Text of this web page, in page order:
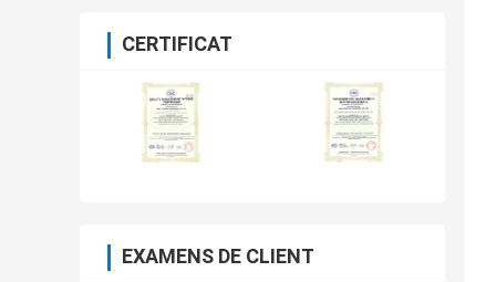
CERTIFICAT
EXAMENS DE CLIENT